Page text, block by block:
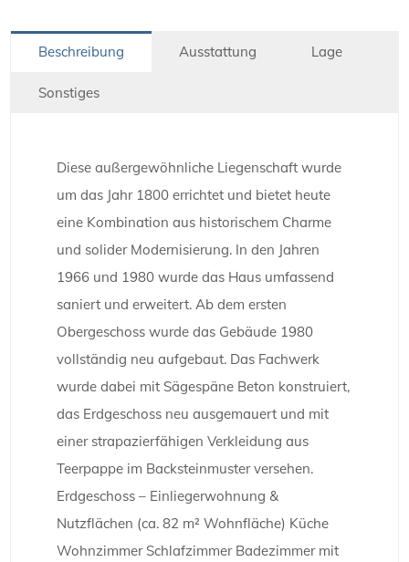
Beschreibung Ausstattung Lage
Sonstiges
Diese außergewöhnliche Liegenschaft wurde
um das Jahr 1800 errichtet und bietet heute
eine Kombination aus historischem Charme
und solider Modernisierung. In den Jahren
1966 und 1980 wurde das Haus umfassend
saniert und erweitert. Ab dem ersten
Obergeschoss wurde das Gebäude 1980
vollständig neu aufgebaut. Das Fachwerk
wurde dabei mit Sägespäne Beton konstruiert,
das Erdgeschoss neu ausgemauert und mit
einer strapazierfähigen Verkleidung aus
Teerpappe im Backsteinmuster versehen.
Erdgeschoss – Einliegerwohnung &
Nutzflächen (ca. 82 m² Wohnfläche) Küche
Wohnzimmer Schlafzimmer Badezimmer mit